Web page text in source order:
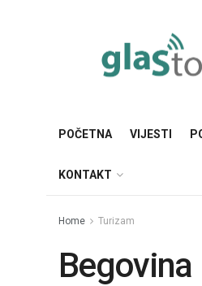
POČETNA VIJESTI
KONTAKT
Home Turizam
Begovina